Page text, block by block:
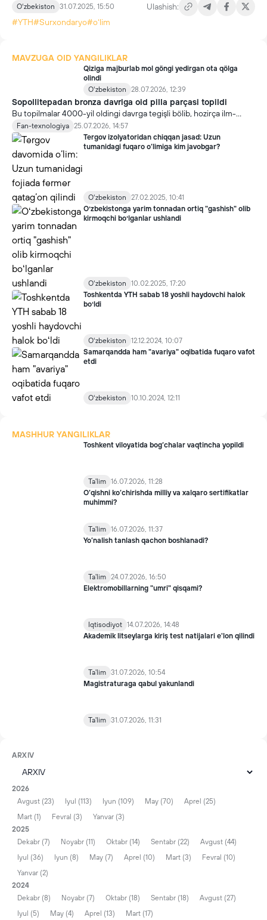
Oʻzbekiston 31.07.2025, 15:50
Ulashish:
#YTH#Surxondaryo#oʻlim
MAVZUGA OID YANGILIKLAR
Qiziga majburlab mol göngi yedirgan ota qölga
olindi
Oʻzbekiston
28.07.2026, 12:39
Sopollitepadan bronza davriga oid pilla parçasi topildi
Bu topilmalar 4000-yil oldingi davrga tegişli bölib, hozirça ilm-
fanga ma’lum bölgan eng qadimgi xonaki ipak qurti pillalari
hisoblanadi.
Fan-texnologiya 25.07.2026, 14:57
Tergov izolyatoridan chiqqan jasad: Uzun
tumanidagi fuqaro o‘limiga kim javobgar?
Oʻzbekiston
27.02.2025, 10:41
Oʻzbekistonga yarim tonnadan ortiq "gashish" olib
kirmoqchi boʻlganlar ushlandi
Oʻzbekiston
10.02.2025, 17:20
Toshkentda YTH sabab 18 yoshli haydovchi halok
boʻldi
Oʻzbekiston
12.12.2024, 10:07
Samarqandda ham "avariya" oqibatida fuqaro vafot
etdi
Oʻzbekiston 10.10.2024, 12:11
MASHHUR YANGILIKLAR
Toshkent viloyatida bog‘chalar vaqtincha yopildi
Ta'lim 16.07.2026, 11:28
O‘qishni ko‘chirishda milliy va xalqaro sertifikatlar
muhimmi?
Ta'lim 16.07.2026, 11:37
Yo’nalish tanlash qachon boshlanadi?
Ta'lim 24.07.2026, 16:50
Elektromobillarning "umri" qisqami?
Iqtisodiyot 14.07.2026, 14:48
Akademik litseylarga kiriş test natijalari e'lon qilindi
Ta'lim 31.07.2026, 10:54
Magistraturaga qabul yakunlandi
Ta'lim 31.07.2026, 11:31
ARXIV
2026
Avgust (23)
Iyul (113) Iyun (109) May (70)
Aprel (25)
Mart (1)
Fevral (3)
Yanvar (3)
2025
Dekabr (7)
Noyabr (11) Oktabr (14) Sentabr (22)
Avgust (44)
Iyul (36)
Iyun (8) May (7) Aprel (10) Mart (3)
Fevral (10)
Yanvar (2)
2024
Dekabr (8)
Noyabr (7) Oktabr (18) Sentabr (18)
Avgust (27)
Iyul (5)
May (4) Aprel (13) Mart (17)